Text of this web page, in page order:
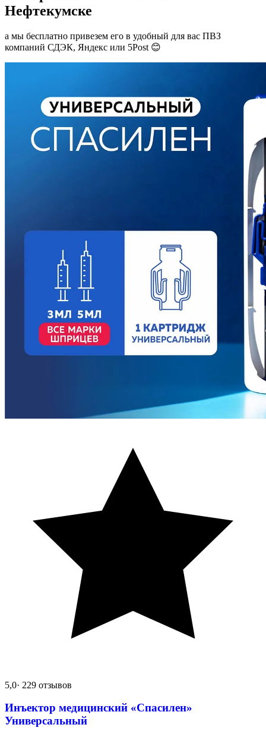
Нефтекумске
а мы бесплатно привезем его в удобный для вас ПВЗ
компаний СДЭК, Яндекс или 5Post 😊
5,0· 229 отзывов
Инъектор медицинский «Спасилен»
Универсальный